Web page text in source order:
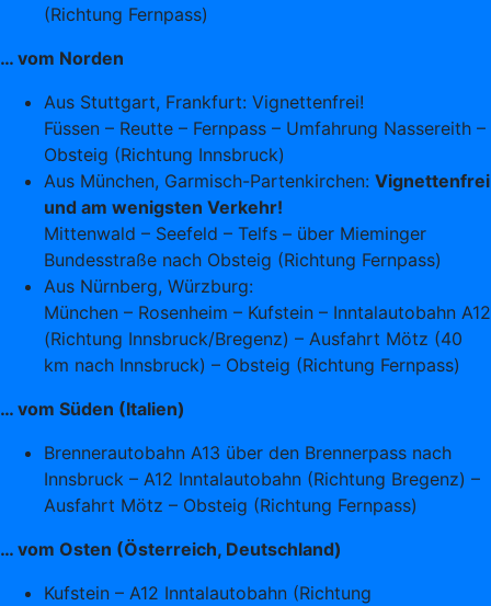
(Richtung Fernpass)
… vom Norden
Aus Stuttgart, Frankfurt: Vignettenfrei!
Füssen – Reutte – Fernpass – Umfahrung Nassereith –
Obsteig (Richtung Innsbruck)
Aus München, Garmisch-Partenkirchen: Vignettenfrei
und am wenigsten Verkehr!
Mittenwald – Seefeld – Telfs – über Mieminger
Bundesstraße nach Obsteig (Richtung Fernpass)
Aus Nürnberg, Würzburg:
München – Rosenheim – Kufstein – Inntalautobahn A12
(Richtung Innsbruck/Bregenz) – Ausfahrt Mötz (40
km nach Innsbruck) – Obsteig (Richtung Fernpass)
… vom Süden (Italien)
Brennerautobahn A13 über den Brennerpass nach
Innsbruck – A12 Inntalautobahn (Richtung Bregenz) –
Ausfahrt Mötz – Obsteig (Richtung Fernpass)
… vom Osten (Österreich, Deutschland)
Kufstein – A12 Inntalautobahn (Richtung